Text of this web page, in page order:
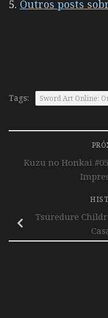
5. Outros posts
Tags: Sword Art Online:
Kuzu no Honkai
Tsuredure